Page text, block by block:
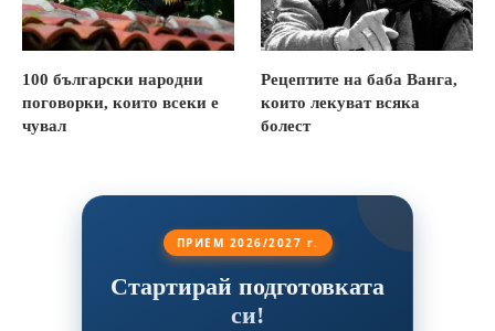
100 български народни
поговорки, които всеки е
чувал
Рецептите на баба Ванга,
които лекуват всяка
болест
ПРИЕМ 2026/2027 г.
Стартирай подготовката
си!